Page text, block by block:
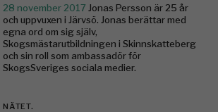
28 november 2017 Jonas Persson är 25 år
och uppvuxen i Järvsö. Jonas berättar med
egna ord om sig själv,
Skogsmästarutbildningen i Skinnskatteberg
och sin roll som ambassadör för
SkogsSveriges sociala medier.
NÄTET.